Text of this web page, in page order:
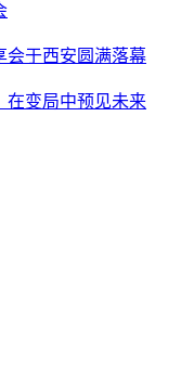
会于西安圆满落幕
在变局中预见未来